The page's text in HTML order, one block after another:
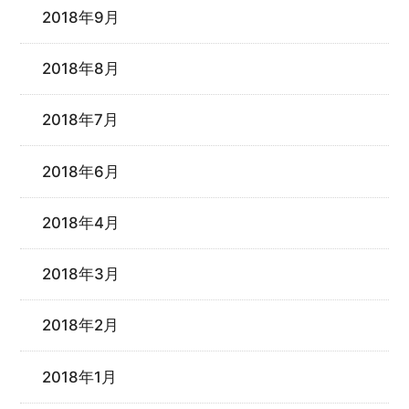
2018年9月
2018年8月
2018年7月
2018年6月
2018年4月
2018年3月
2018年2月
2018年1月